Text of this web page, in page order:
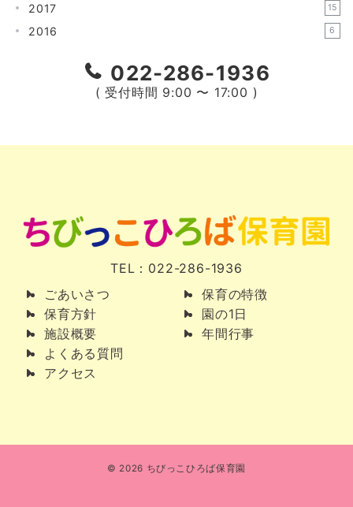
2017 15
2016 6
022-286-1936
( 受付時間 9:00 〜 17:00 )
TEL：022-286-1936
ごあいさつ
保育方針
施設概要
保育の特徴
園の1日
年間行事
よくある質問
アクセス
© 2026 ちびっこひろば保育園